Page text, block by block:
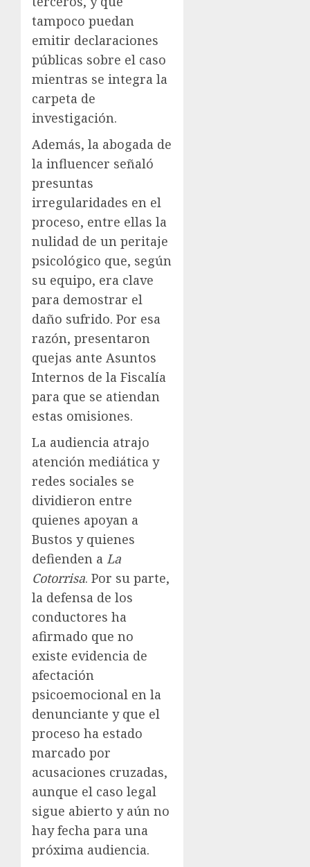
tampoco puedan
emitir declaraciones
públicas sobre el caso
mientras se integra la
carpeta de
investigación.
Además, la abogada de
la influencer señaló
presuntas
irregularidades en el
proceso, entre ellas la
nulidad de un peritaje
psicológico que, según
su equipo, era clave
para demostrar el
daño sufrido. Por esa
razón, presentaron
quejas ante Asuntos
Internos de la Fiscalía
para que se atiendan
estas omisiones.
La audiencia atrajo
atención mediática y
redes sociales se
dividieron entre
quienes apoyan a
Bustos y quienes
defienden a La
Cotorrisa. Por su parte,
la defensa de los
conductores ha
afirmado que no
existe evidencia de
afectación
psicoemocional en la
denunciante y que el
proceso ha estado
marcado por
acusaciones cruzadas,
aunque el caso legal
sigue abierto y aún no
hay fecha para una
próxima audiencia.